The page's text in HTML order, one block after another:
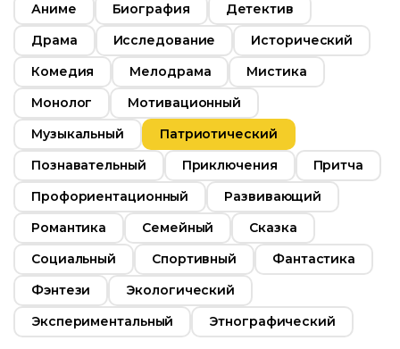
Аниме Биография
Детектив
Драма
Исследование
Исторический
Комедия
Мелодрама
Мистика
Монолог
Мотивационный
Музыкальный
Патриотический
Познавательный
Приключения
Притча
Профориентационный
Развивающий
Романтика
Семейный
Сказка
Социальный
Спортивный
Фантастика
Фэнтези
Экологический
Экспериментальный
Этнографический